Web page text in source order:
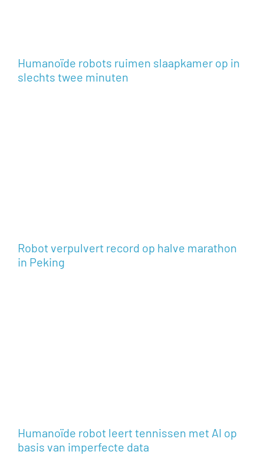
Humanoïde robots ruimen slaapkamer op in
slechts twee minuten
Robot verpulvert record op halve marathon
in Peking
Humanoïde robot leert tennissen met AI op
basis van imperfecte data